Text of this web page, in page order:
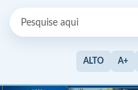
ALTO A+